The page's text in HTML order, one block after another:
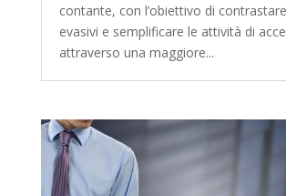
contante, con l’obiettivo di
evasivi e semplificare le attività di
attraverso una maggiore...